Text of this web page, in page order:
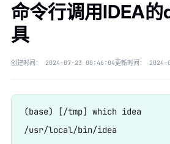
命令行调用IDEA
具
创建时间： 2024-07-23 00:46:04更新时间：
(base) [/tmp] which idea
/usr/local/bin/idea